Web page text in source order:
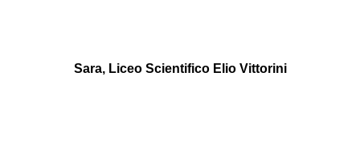
Sara, Liceo Scientifico Elio Vittorini